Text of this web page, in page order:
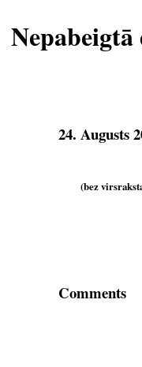
24. Augusts
(bez
Comments